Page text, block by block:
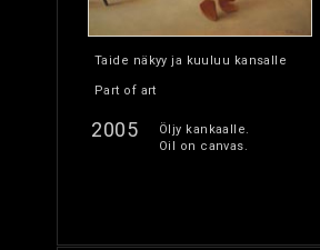
Taide näkyy ja kuuluu kansalle
Part of art
2005
Öljy kankaalle.
Oil on canvas.